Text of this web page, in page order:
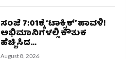
ಸಂಜೆ 7:01ಕ್ಕೆ ‘ಟಾಕ್ಸಿಕ್’ ಹಾವಳಿ!
ಅಭಿಮಾನಿಗಳಲ್ಲಿ ಕೌತುಕ
ಹೆಚ್ಚಿಸಿದ...
August 8, 2026